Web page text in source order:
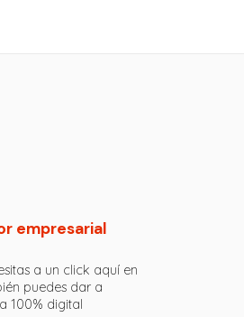
empresarial
a un click aquí en
puedes dar a
100% digital